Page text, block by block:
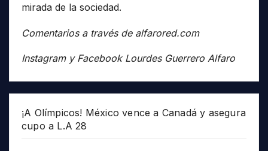
mirada de la sociedad.
Comentarios a través de alfarored.com
Instagram y Facebook Lourdes Guerrero Alfaro
¡A Olímpicos! México vence a Canadá y asegura
cupo a L.A 28